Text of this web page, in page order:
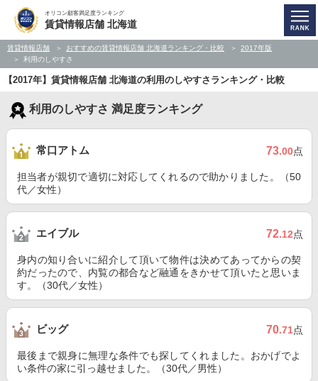
オリコン顧客満足度ランキング
賃貸情報店舗 北海道
賃貸情報店舗 おすすめの賃貸情報店舗 北海道ランキング・比較
2017年版
利用のしやすさ
【2017年】賃貸情報店舗 北海道の利用のしやすさランキング・比較
利用のしやすさ 満足度ランキング
常口アトム 73.00点
担当者が親切で適切に対応してくれるので助かりました。（50
代／女性）
エイブル 72.12点
身内の知り合いに紹介して頂いて物件は決めてあってからの契
約だったので、内覧の都合など融通をきかせて頂いたと思いま
す。（30代／女性）
ビッグ 70.71点
最後まで親身に無理な条件でも探してくれました。おかげでよ
い条件の家に引っ越せました。（30代／男性）